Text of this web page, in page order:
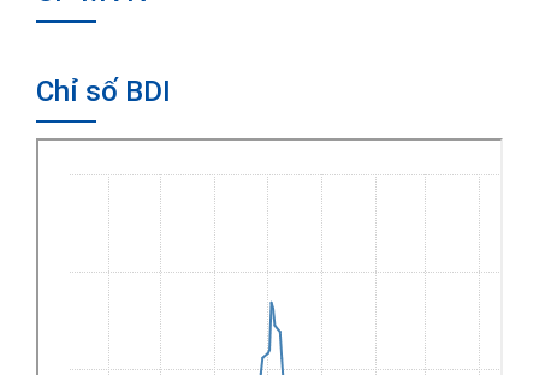
Chỉ số BDI